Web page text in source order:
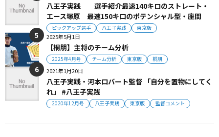
八王子実践 選手紹介最速140キロのストレート・
エース塚原 最速150キロのポテンシャル型・座間
ピックアップ選手 八王子実践 東京版
2025年5月1日
【桐朋】主将のチーム分析
2025年4月号 チーム分析 東京版 桐朋
2021年1月20日
八王子実践・河本ロバート監督 「自分を置物にしてく
れ」 #八王子実践
2020年12月号 八王子実践 東京版 監督コメント